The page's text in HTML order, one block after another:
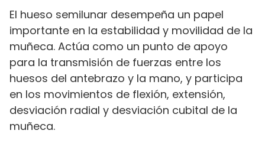
El hueso semilunar desempeña un papel
importante en la estabilidad y movilidad de la
muñeca. Actúa como un punto de apoyo
para la transmisión de fuerzas entre los
huesos del antebrazo y la mano, y participa
en los movimientos de flexión, extensión,
desviación radial y desviación cubital de la
muñeca.